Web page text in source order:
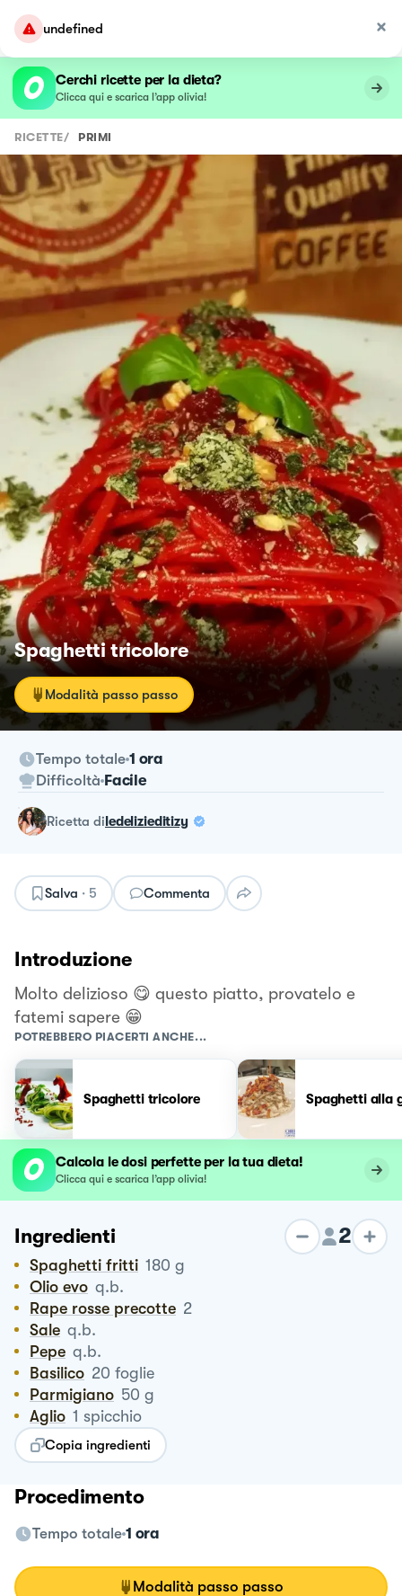
undefined
Cerchi ricette per la dieta?
Clicca qui e scarica l’app olivia!
RICETTE/ PRIMI
Spaghetti tricolore
Modalità passo passo
Tempo totale 1 ora
Difficoltà Facile
ricetta diledelizieditizy
Salva · 5 Commenta
Introduzione
Molto delizioso 😋 questo piatto, provatelo e
fatemi sapere 😁
POTREBBERO PIACERTI ANCHE...
Spaghetti tricolore Spaghetti alla
Calcola le dosi perfette per la tua dieta!
Clicca qui e scarica l’app olivia!
Ingredienti 2
Spaghetti fritti 180 g
Olio evo q.b.
Rape rosse precotte 2
Sale q.b.
Pepe q.b.
Basilico 20 foglie
Parmigiano 50 g
Aglio 1 spicchio
Copia ingredienti
Procedimento
Tempo totale 1 ora
Modalità passo passo